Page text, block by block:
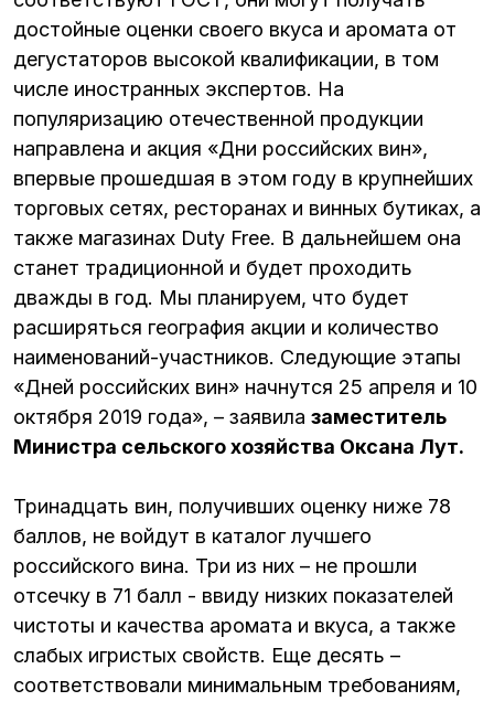
достойные оценки своего вкуса и аромата от
дегустаторов высокой квалификации, в том
числе иностранных экспертов. На
популяризацию отечественной продукции
направлена и акция «Дни российских вин»,
впервые прошедшая в этом году в крупнейших
торговых сетях, ресторанах и винных бутиках, а
также магазинах Duty Free. В дальнейшем она
станет традиционной и будет проходить
дважды в год. Мы планируем, что будет
расширяться география акции и количество
наименований-участников. Следующие этапы
«Дней российских вин» начнутся 25 апреля и 10
октября 2019 года», – заявила заместитель
Министра сельского хозяйства Оксана Лут.
Тринадцать вин, получивших оценку ниже 78
баллов, не войдут в каталог лучшего
российского вина. Три из них – не прошли
отсечку в 71 балл - ввиду низких показателей
чистоты и качества аромата и вкуса, а также
слабых игристых свойств. Еще десять –
соответствовали минимальным требованиям,